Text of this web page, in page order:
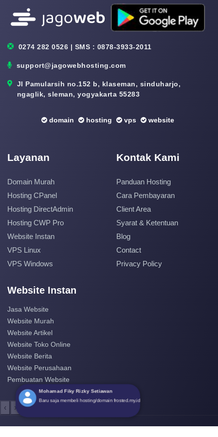
0274 282 0526 | SMS : 0878-3933-2011
support@jagowebhosting.com
Jl Pamularsih no.152 b, klaseman, sinduharjo,
ngaglik, sleman, yogyakarta 55283
domain hosting vps website
Layanan
Domain Murah
Hosting CPanel
Hosting DirectAdmin
Hosting CWP Pro
Website Instan
VPS Linux
VPS Windows
Kontak Kami
Panduan Hosting
Cara Pembayaran
Client Area
Syarat & Ketentuan
Blog
Contact
Privacy Policy
Website Instan
Jasa Website
Website Murah
Website Artikel
Website Toko Online
Website Berita
Website Perusahaan
Pembuatan Website
‹ ›
Mohamad Fiky Rizky Setiawan
Baru saja membeli hosting/domain frosted.my.id